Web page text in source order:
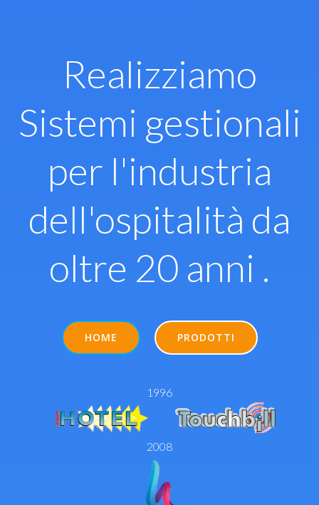
Realizziamo
Sistemi gestionali
per l'industria
dell'ospitalità da
oltre 20 anni .
HOME PRODOTTI
1996
2008